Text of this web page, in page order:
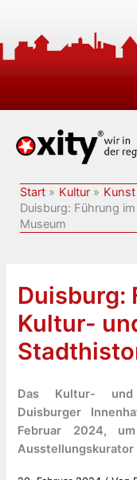
springen
Start Kultur
Duisburg: Führung
Museum
Duisburg:
Kultur-
Das Kultur- und
Duisburger
Februar 2024,
Ausstellungskurator